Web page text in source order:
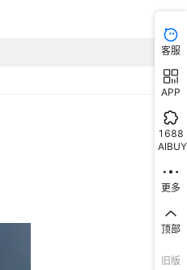
客服
APP
1688
AIBUY
更多
顶部
旧版